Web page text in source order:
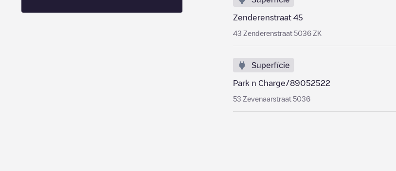
Zenderenstraat 45
43 Zenderenstraat 5036 ZK
Superfície
Park n Charge/89052522
53 Zevenaarstraat 5036